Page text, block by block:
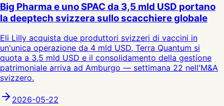
Big Pharma e uno SPAC da 3,5 mld USD portano
la deeptech svizzera sullo scacchiere globale
Eli Lilly acquista due produttori svizzeri di vaccini in
un'unica operazione da 4 mld USD, Terra Quantum si
quota a 3,5 mld USD e il consolidamento della gestione
patrimoniale arriva ad Amburgo — settimana 22 nell'M&A
svizzero.
2026-05-22